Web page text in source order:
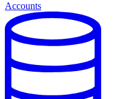
Accounts